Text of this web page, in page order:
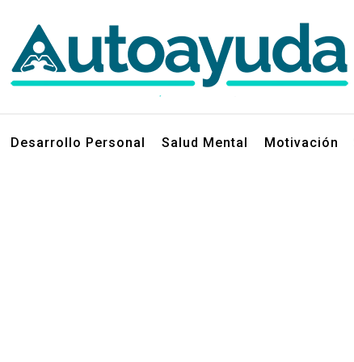
Desarrollo Personal Salud Mental Motivación